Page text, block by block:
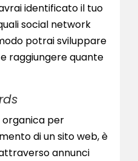
identificato il tuo
social network
potrai sviluppare
raggiungere quante
organica per
di un sito web, è
annunci